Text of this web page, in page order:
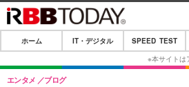
ホーム
IT・デジタル
ホーム IT・デジタル SPEED TEST
エンタメ ブログ